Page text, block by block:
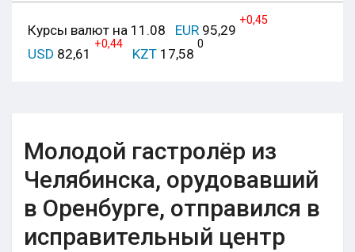
Курсы валют на 11.08 EUR 95,29
+0,45
USD 82,61
+0,44
KZT 17,58
0
Молодой гастролёр из
Челябинска, орудовавший
в Оренбурге, отправился в
исправительный центр